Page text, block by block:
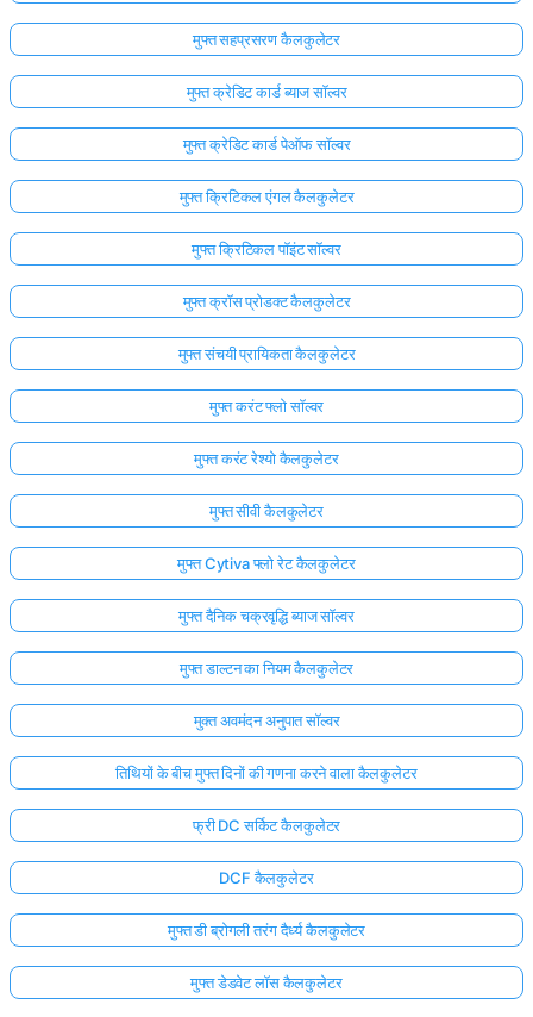
मुफ्त सहप्रसरण कैलकुलेटर
मुफ्त क्रेडिट कार्ड ब्याज सॉल्वर
मुफ्त क्रेडिट कार्ड पेऑफ सॉल्वर
मुफ्त क्रिटिकल एंगल कैलकुलेटर
मुफ्त क्रिटिकल पॉइंट सॉल्वर
मुफ्त क्रॉस प्रोडक्ट कैलकुलेटर
मुफ्त संचयी प्रायिकता कैलकुलेटर
मुफ्त करंट फ्लो सॉल्वर
मुफ्त करंट रेश्यो कैलकुलेटर
मुफ्त सीवी कैलकुलेटर
मुफ्त Cytiva फ्लो रेट कैलकुलेटर
मुफ्त दैनिक चक्रवृद्धि ब्याज सॉल्वर
मुफ्त डाल्टन का नियम कैलकुलेटर
मुक्त अवमंदन अनुपात सॉल्वर
तिथियों के बीच मुफ्त दिनों की गणना करने वाला कैलकुलेटर
फ्री DC सर्किट कैलकुलेटर
DCF कैलकुलेटर
मुफ्त डी ब्रोगली तरंग दैर्ध्य कैलकुलेटर
मुफ्त डेडवेट लॉस कैलकुलेटर